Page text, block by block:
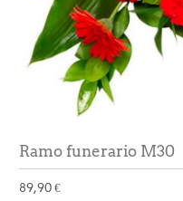
Ramo funerario M30
89,90 €